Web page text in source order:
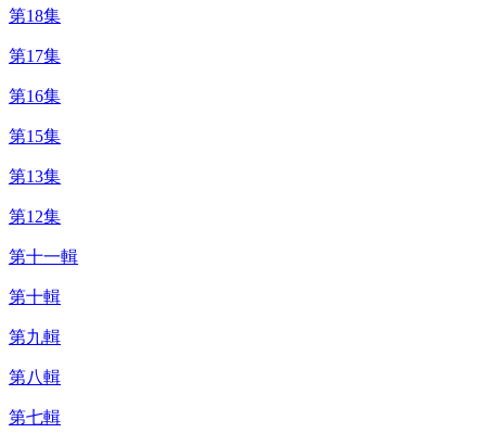
第18集
第17集
第16集
第15集
第13集
第12集
第十一輯
第十輯
第九輯
第八輯
第七輯